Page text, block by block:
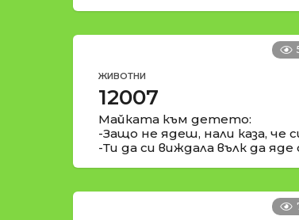
ЖИВОТНИ
12007
Майката към детето:
-Защо не ядеш, нали каза, че
-Ти да си виждала вълк да яде